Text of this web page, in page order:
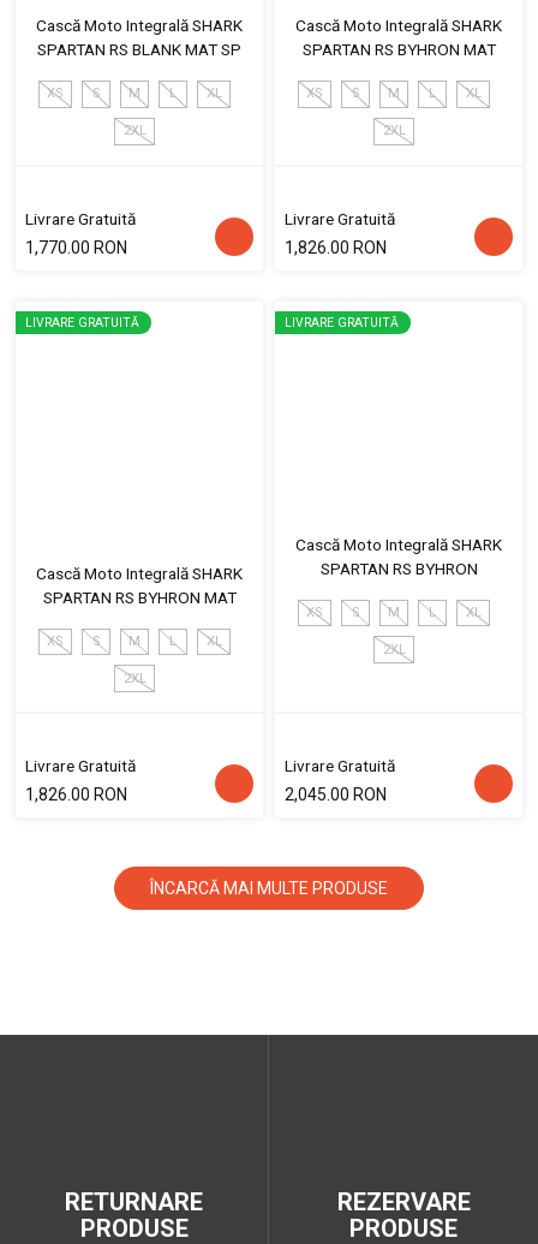
Cască Moto Integrală SHARK
SPARTAN RS BLANK MAT SP
XS S M L XL
2XL
Livrare Gratuită
1,770.00 RON
Cască Moto Integrală SHARK
SPARTAN RS BYHRON MAT
XS S M L XL
2XL
Livrare Gratuită
1,826.00 RON
LIVRARE GRATUITĂ
Cască Moto Integrală SHARK
SPARTAN RS BYHRON MAT
XS S M L XL
2XL
Livrare Gratuită
1,826.00 RON
LIVRARE GRATUITĂ
Cască Moto Integrală SHARK
SPARTAN RS BYHRON
XS S M L XL
2XL
Livrare Gratuită
2,045.00 RON
ÎNCARCĂ MAI MULTE PRODUSE
RETURNARE
PRODUSE
REZERVARE
PRODUSE